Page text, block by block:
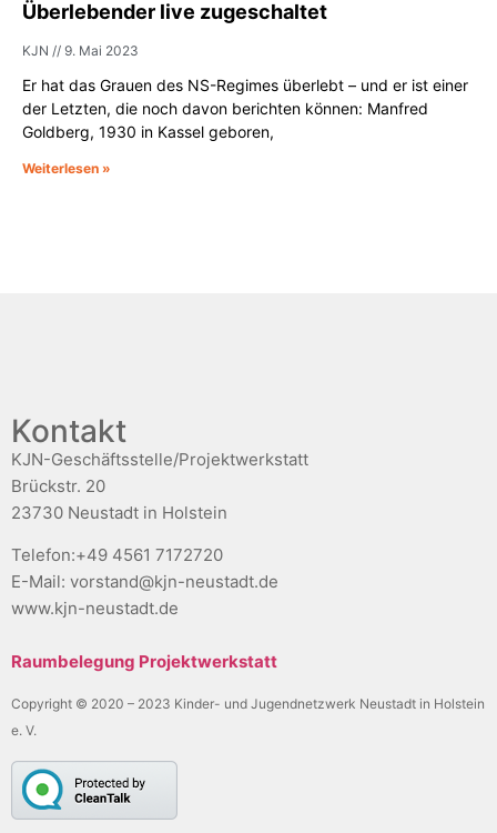
Überlebender live zugeschaltet
KJN 9. Mai 2023
Er hat das Grauen des NS-Regimes überlebt – und er ist einer
der Letzten, die noch davon berichten können: Manfred
Goldberg, 1930 in Kassel geboren,
Weiterlesen »
Kontakt
KJN-Geschäftsstelle/Projektwerkstatt
Brückstr. 20
23730 Neustadt in Holstein
Telefon:+49 4561 7172720
E-Mail: vorstand@kjn-neustadt.de
www.kjn-neustadt.de
Raumbelegung Projektwerkstatt
Copyright © 2020 – 2023 Kinder- und Jugendnetzwerk Neustadt in Holstein
e. V.